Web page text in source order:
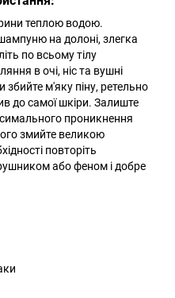
теплою водою.
на долоні, злегка
по всьому тілу
в очі, ніс та вушні
м'яку піну, ретельно
до самої шкіри. Залиште
проникнення
змийте великою
повторіть
або феном і добре